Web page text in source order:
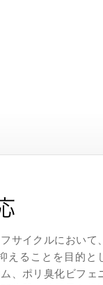
サイクルにおいて
えることを目的と
、ポリ臭化ビフェ